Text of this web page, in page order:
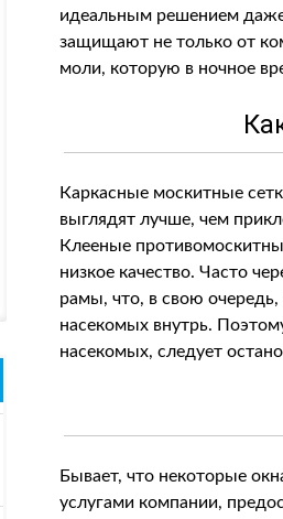
идеальным решением
защищают не только от
моли, которую в ночное
Каркасные москитные
выглядят лучше, чем
Клееные
низкое качество. Часто
рамы, что, в свою
насекомых внутрь.
насекомых, следует
Бывает, что некоторые
услугами компании,